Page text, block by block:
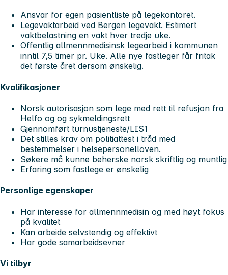
Ansvar for egen pasientliste på legekontoret.
Legevaktarbeid ved Bergen legevakt. Estimert
vaktbelastning en vakt hver tredje uke.
Offentlig allmennmedisinsk legearbeid i kommunen
inntil 7,5 timer pr. Uke. Alle nye fastleger får fritak
det første året dersom ønskelig.
Kvalifikasjoner
Norsk autorisasjon som lege med rett til refusjon fra
Helfo og og sykmeldingsrett
Gjennomført turnustjeneste/LIS1
Det stilles krav om politiattest i tråd med
bestemmelser i helsepersonelloven.
Søkere må kunne beherske norsk skriftlig og muntlig
Erfaring som fastlege er ønskelig
Personlige egenskaper
Har interesse for allmennmedisin og med høyt fokus
på kvalitet
Kan arbeide selvstendig og effektivt
Har gode samarbeidsevner
Vi tilbyr